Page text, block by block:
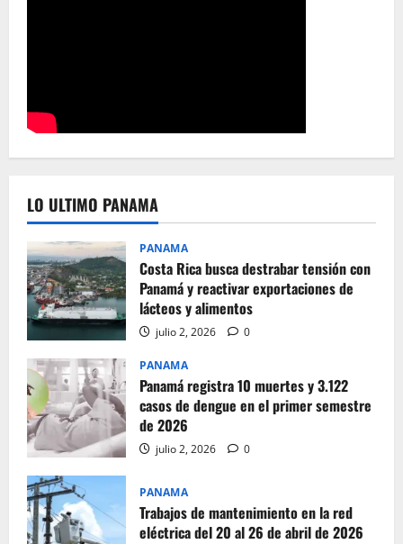
LO ULTIMO PANAMA
PANAMA
Costa Rica busca destrabar tensión con
Panamá y reactivar exportaciones de
lácteos y alimentos
julio 2, 2026 0
PANAMA
Panamá registra 10 muertes y 3.122
casos de dengue en el primer semestre
de 2026
julio 2, 2026 0
PANAMA
Trabajos de mantenimiento en la red
eléctrica del 20 al 26 de abril de 2026